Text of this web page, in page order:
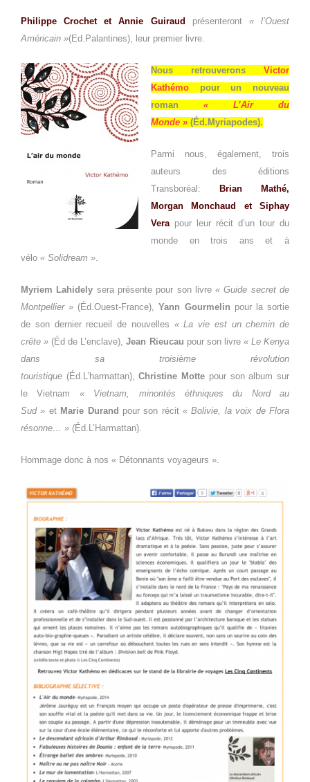
Philippe Crochet et Annie Guiraud présenteront « l’Ouest
Américain »(Ed.Palantines), leur premier livre.
Nous retrouverons Victor
Kathémo pour un nouveau
roman« L’Air du
Monde » (Éd.Myriapodes).
Parmi nous, également, trois
auteurs des éditions
Transboréal:Brian Mathé,
Morgan Monchaud et Siphay
Vera pour leur récit d’un tour du
monde en trois ans et à
vélo « Solidream »
Myriem Lahidely sera présente pour son livre« Guide secret de
Montpellier » (Éd.Ouest-France),Yann Gourmelin pour la sortie
de son dernier recueil de nouvelles « La vie est un chemin de
crête » (Éd de L’enclave),Jean Rieucau pour son livre « Le Kenya
dans sa troisième révolution
touristique (Éd.L’harmattan),Christine Motte pour son album sur
le Vietnam « Vietnam, minorités éthniques du Nord au
Sud » et Marie Durand pour son récit« Bolivie, la voix de Flora
résonne… » (Éd.L’Harmattan).
Hommage donc à nos « Détonnants voyageurs ».